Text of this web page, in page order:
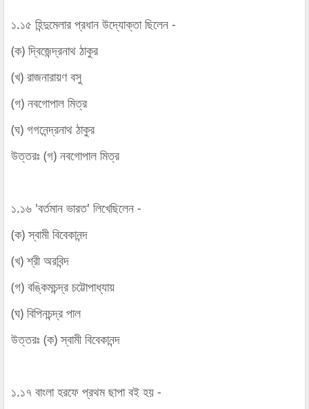
১.১৫ হিন্দুমেলার প্রধান উদ্যোক্তা ছিলেন -
(ক) দ্বিজেন্দ্রনাথ ঠাকুর
(খ) রাজনারায়ণ বসু
(গ) নবগোপাল মিত্র
(ঘ) গগনেন্দ্রনাথ ঠাকুর
উত্তরঃ (গ) নবগোপাল মিত্র
১.১৬ 'বর্তমান ভারত' লিখেছিলেন -
(ক) স্বামী বিবেকানন্দ
(খ) শ্রী অরবিন্দ
(গ) বঙ্কিমচন্দ্র চট্টোপাধ্যায়
(ঘ) বিপিনচন্দ্র পাল
উত্তরঃ (ক) স্বামী বিবেকানন্দ
১.১৭ বাংলা হরফে প্রথম ছাপা বই হয় -